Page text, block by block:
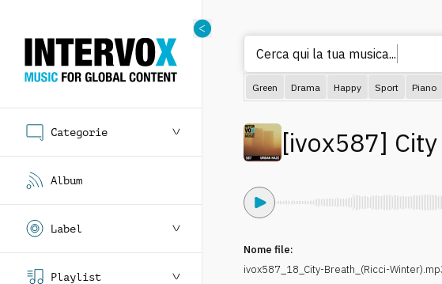
Categorie
Album
Label
Playlist
Cerca qui la tua musica
Green Drama Happy Sport Piano
[ivox587]
Nome file:
ivox587_18_City-Breath_(Ricci-